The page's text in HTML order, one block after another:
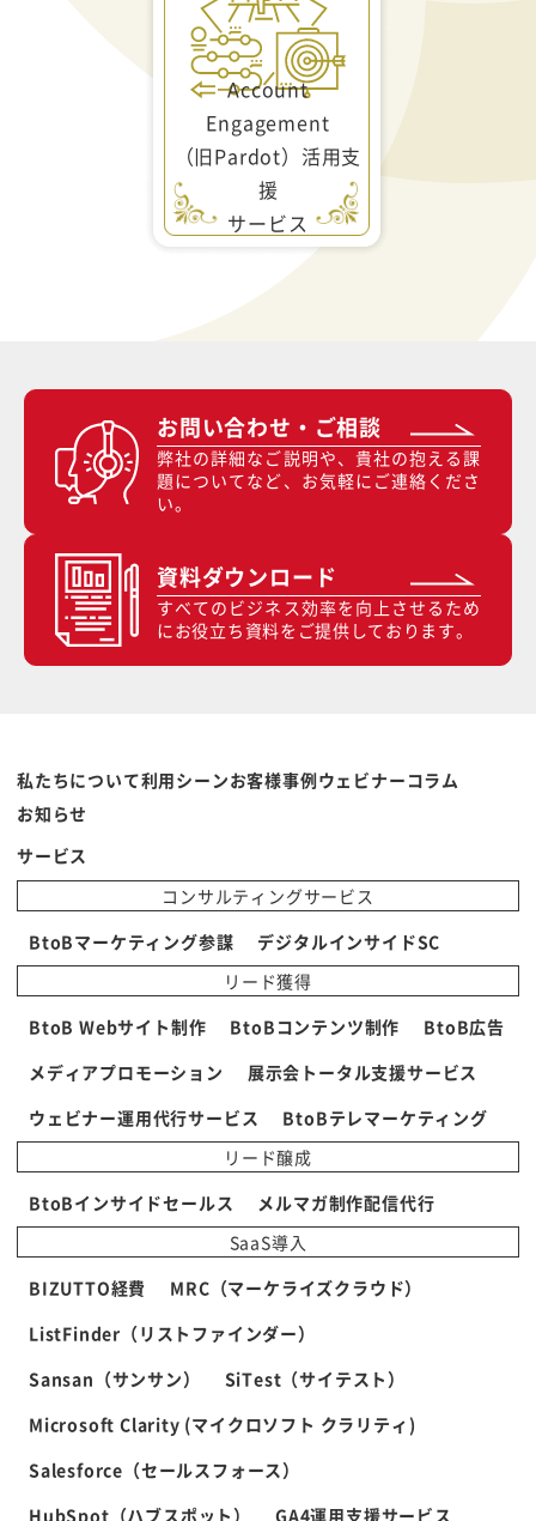
Account
Engagement
（旧Pardot）活用支
援
サービス
お問い合わせ・ご相談
弊社の詳細なご説明や、貴社の抱える課
題についてなど、お気軽にご連絡くださ
い。
資料ダウンロード
すべてのビジネス効率を向上させるため
にお役立ち資料をご提供しております。
私たちについて利用シーンお客様事例ウェビナー コラム
お知らせ
サービス
コンサルティングサービス
BtoBマーケティング参謀
デジタルインサイドSC
リード獲得
BtoB Webサイト制作
BtoBコンテンツ制作
BtoB広告
メディアプロモーション
展示会トータル支援サービス
ウェビナー運用代行サービス
BtoBテレマーケティング
リード醸成
BtoBインサイドセールス
メルマガ制作配信代行
SaaS導入
BIZUTTO経費
MRC（マーケライズクラウド）
ListFinder（リストファインダー）
Sansan（サンサン）
SiTest（サイテスト）
Microsoft Clarity (マイクロソフト クラリティ)
Salesforce（セールスフォース）
HubSpot（ハブスポット）
GA4運用支援サービス